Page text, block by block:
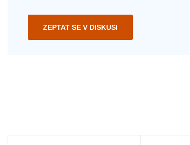
ZEPTAT SE V DISKUSI